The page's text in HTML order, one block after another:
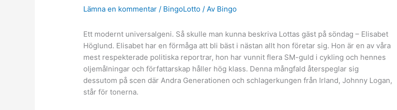
Lämna en kommentar / BingoLotto / Av Bingo
Ett modernt universalgeni. Så skulle man kunna beskriva Lottas gäst på söndag – Elisabet
Höglund. Elisabet har en förmåga att bli bäst i nästan allt hon företar sig. Hon är en av våra
mest respekterade politiska reportrar, hon har vunnit flera SM-guld i cykling och hennes
oljemålningar och författarskap håller hög klass. Denna mångfald återspeglar sig
dessutom på scen där Andra Generationen och schlagerkungen från Irland, Johnny Logan,
står för tonerna.